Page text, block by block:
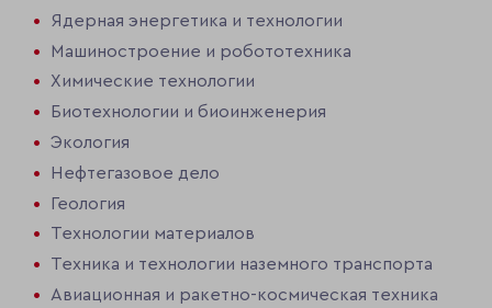
Ядерная энергетика и технологии
Машиностроение и робототехника
Химические технологии
Биотехнологии и биоинженерия
Экология
Нефтегазовое дело
Геология
Технологии материалов
Техника и технологии наземного транспорта
Авиационная и ракетно-космическая техника